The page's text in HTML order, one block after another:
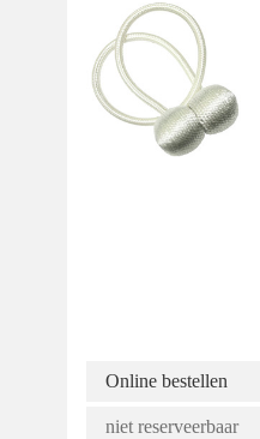
Online bestellen
niet reserveerbaar